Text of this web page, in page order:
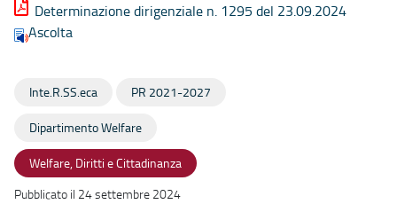
Determinazione dirigenziale n. 1295 del 23.09.2024
Ascolta
Inte.R.SS.eca PR 2021-2027
Dipartimento Welfare
Welfare, Diritti e Cittadinanza
Pubblicato il 24 settembre 2024